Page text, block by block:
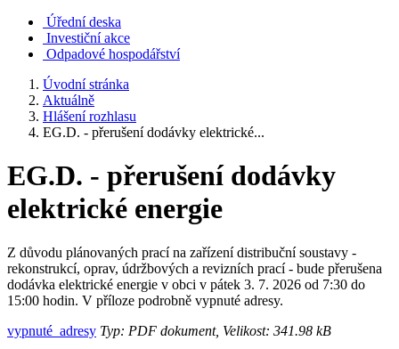
Úřední deska
Investiční akce
Odpadové hospodářství
Úvodní stránka
Aktuálně
Hlášení rozhlasu
EG.D. - přerušení dodávky elektrické...
EG.D. - přerušení dodávky
elektrické energie
Z důvodu plánovaných prací na zařízení distribuční soustavy -
rekonstrukcí, oprav, údržbových a revizních prací - bude přerušena
dodávka elektrické energie v obci v pátek 3. 7. 2026 od 7:30 do
15:00 hodin. V příloze podrobně vypnuté adresy.
vypnuté_adresy Typ: PDF dokument, Velikost: 341.98 kB